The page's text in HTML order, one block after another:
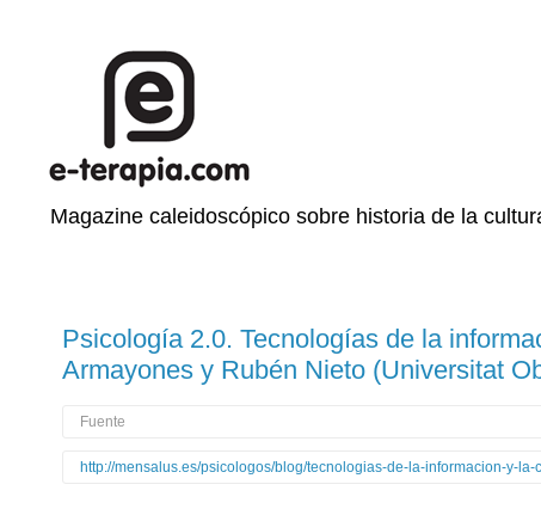
Magazine caleidoscópico sobre historia de la
Psicología 2.0. Tecnologías de la
Armayones y Rubén Nieto (Universitat
Fuente
http://mensalus.es/psicologos/blog/tecnologias-de-la-informacion-y-